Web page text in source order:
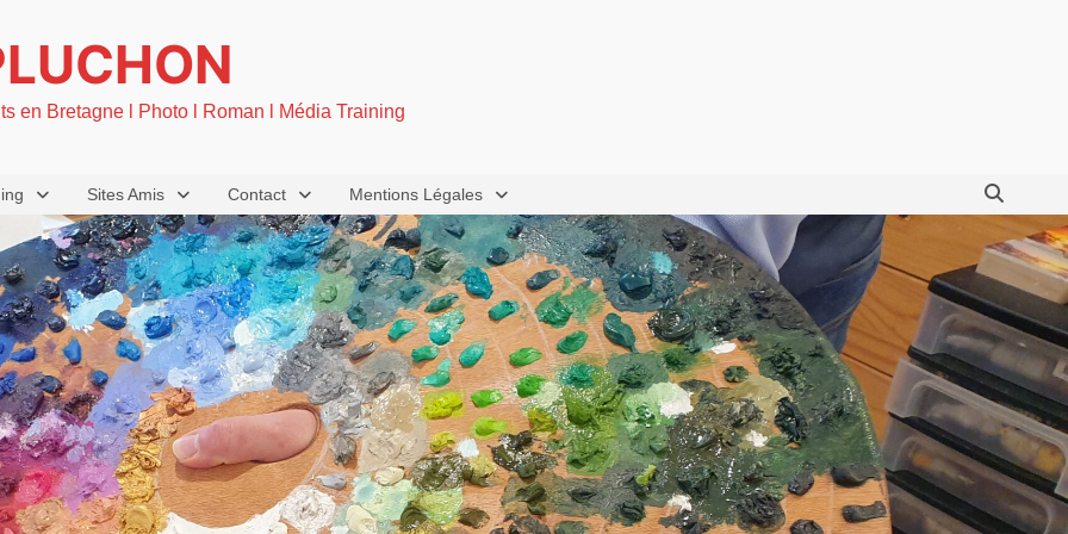
en Bretagne l Photo l Roman l Média Training
Sites Amis Contact Mentions Légales